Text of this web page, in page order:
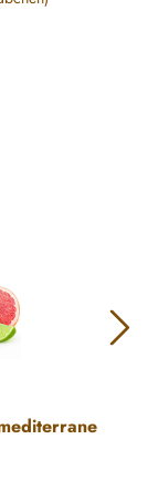
Sternen